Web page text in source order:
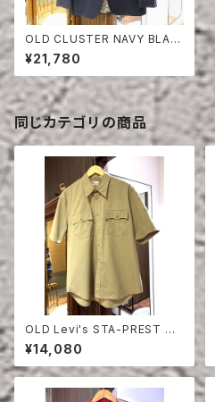
OLD CLUSTER NAVY BLAZ
ER
¥21,780
同じカテゴリの商品
OLD Levi's STA-PREST HA
LF SLEEVE SHIRT
¥14,080